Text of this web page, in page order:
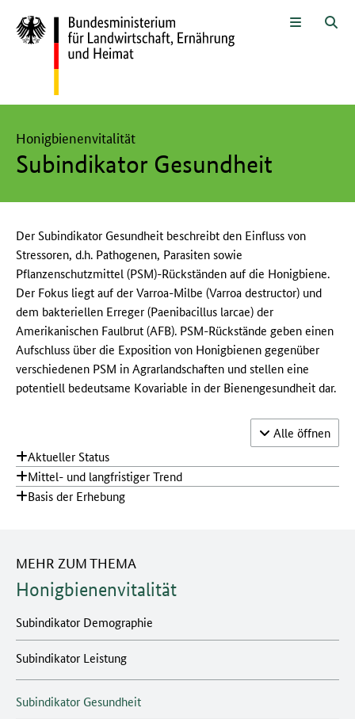
Zur Sprachwahl und Menü
Subindikator Gesundheit
Honigbienenvitalität
Der Subindikator Gesundheit beschreibt den Einfluss von
Stressoren, d.h. Pathogenen, Parasiten sowie
Pflanzenschutzmittel (PSM)-Rückständen auf die Honigbiene.
Der Fokus liegt auf der Varroa-Milbe (Varroa destructor) und
dem bakteriellen Erreger (Paenibacillus larcae) der
Amerikanischen Faulbrut (AFB). PSM-Rückstände geben einen
Aufschluss über die Exposition von Honigbienen gegenüber
verschiedenen PSM in Agrarlandschaften und stellen eine
potentiell bedeutsame Kovariable in der Bienengesundheit dar.
Alle öffnen
Aktueller Status
Mittel- und langfristiger Trend
Basis der Erhebung
MEHR ZUM THEMA
Honigbienenvitalität
Subindikator Demographie
Subindikator Leistung
Subindikator Gesundheit